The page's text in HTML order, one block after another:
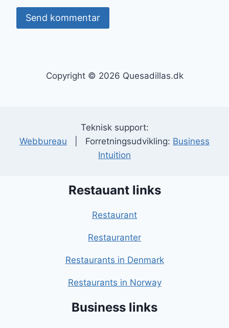
Copyright © 2026 Quesadillas.dk
Teknisk support:
Webbureau | Forretningsudvikling: Business
Intuition
Restauant links
Restaurant
Restauranter
Restaurants in Denmark
Restaurants in Norway
Business links